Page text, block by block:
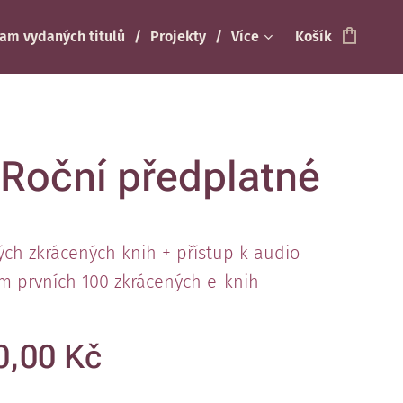
vydaných titulů Projekty Více Košík
předplatné
zkrácených knih + přístup k audio
prvních 100 zkrácených e-knih
Kč